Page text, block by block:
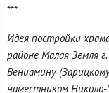
***
Идея постройки
районе Малая Земля
Вениамину
наместником Николо-